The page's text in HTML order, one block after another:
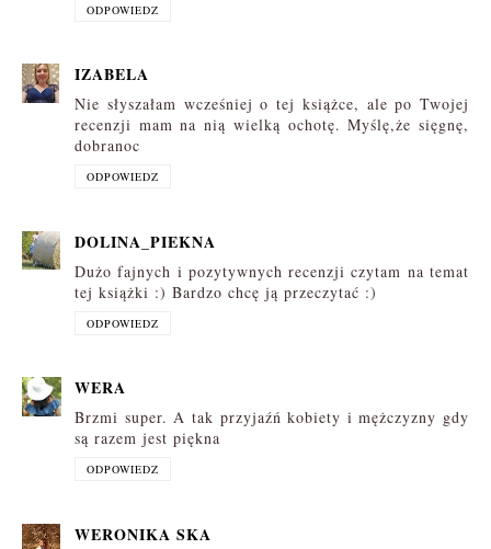
ODPOWIEDZ
IZABELA
Nie słyszałam wcześniej o tej książce, ale po Twojej
recenzji mam na nią wielką ochotę. Myślę,że sięgnę,
dobranoc
ODPOWIEDZ
DOLINA_PIEKNA
Dużo fajnych i pozytywnych recenzji czytam na temat
tej książki :) Bardzo chcę ją przeczytać :)
ODPOWIEDZ
WERA
Brzmi super. A tak przyjaźń kobiety i mężczyzny gdy
są razem jest piękna
ODPOWIEDZ
WERONIKA SKA